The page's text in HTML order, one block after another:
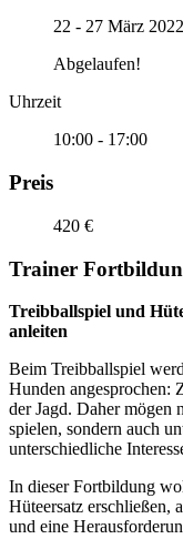
22 - 27 März 2022
Abgelaufen!
Uhrzeit
10:00 - 17:00
Preis
420 €
Trainer
Treibballspiel und
anleiten
Beim Treibballspiel
Hunden angesprochen:
der Jagd. Daher mögen
spielen, sondern auch
unterschiedliche
In dieser Fortbildung
Hüteersatz erschließen,
und eine